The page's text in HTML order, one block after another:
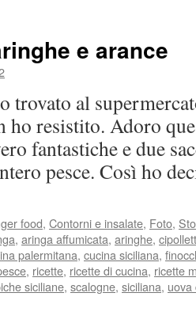
e arance
trovato al
ho resistito. Adoro
fantastiche e due
pesce. Così ho
food, Contorni e insalate, Foto,
, aringa affumicata, aringhe,
palermitana, cucina siciliana,
, ricette, ricette di cucina, ricette
siciliane, scalogne, siciliana, uova